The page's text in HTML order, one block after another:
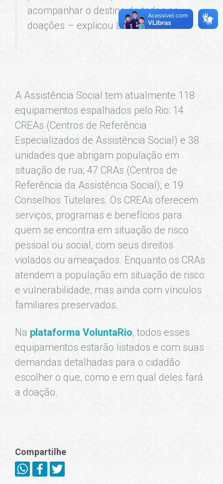
acompanhar o destino de todas as
doações – explicou Laura Carneiro.
A Assistência Social tem atualmente 118
equipamentos espalhados pelo Rio: 14
CREAs (Centros de Referência
Especializados de Assistência Social) e 38
unidades que abrigam população em
situação de rua; 47 CRAs (Centros de
Referência da Assistência Social); e 19
Conselhos Tutelares. Os CREAs oferecem
serviços, programas e benefícios para
quem se encontra em situação de risco
pessoal ou social, com seus direitos
violados ou ameaçados. Enquanto os CRAs
atendem a população em situação de risco
e vulnerabilidade, mas ainda com vínculos
familiares preservados.
Na plataforma VoluntaRio, todos esses
equipamentos estarão listados e com suas
demandas detalhadas para o cidadão
escolher o que, como e em qual deles fará
a doação.
Compartilhe